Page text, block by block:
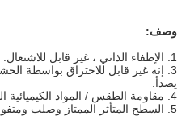
وصف:
3. إنه غير قابل للاختراق بواسطة
يصدأ.
4. مقاومة الطقس / المواد الكيميائية الخاصة.مقاوم للماء / قابل للغسل.
5. السطح المتأثر الممتاز وصلب ومتفوق بدون أي تقشير.